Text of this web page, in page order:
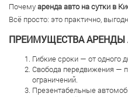
Почемуаренда авто на сутки в
Всё просто: это практично,
ПРЕИМУЩЕСТВА АРЕНДЫ
Гибкие сроки — от одного
Свобода передвижения —
ограничений.
Презентабельные